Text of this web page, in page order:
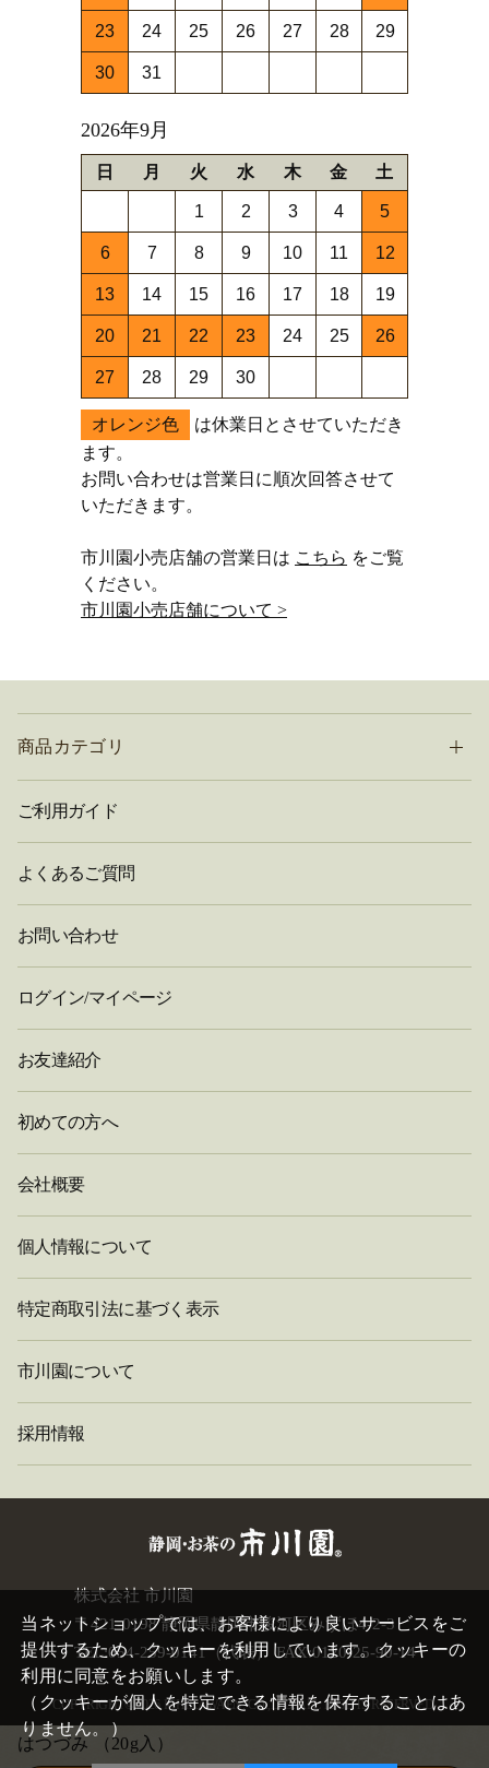
はつづみ （20g入）
23 24 25 26 27 28 29
30 31
2026年9月
日 月 火 水 木 金 土
1 2 3 4 5
6 7 8 9 10 11 12
13 14 15 16 17 18 19
20 21 22 23 24 25 26
27 28 29 30
オレンジ色
は休業日とさせていただき
ます。
お問い合わせは営業日に順次回答させて
いただきます。
市川園小売店舗の営業日は こちら をご覧
ください。
市川園小売店舗について >
商品カテゴリ
ご利用ガイド
よくあるご質問
お問い合わせ
ログイン/マイページ
お友達紹介
初めての方へ
会社概要
個人情報について
特定商取引法に基づく表示
市川園について
採用情報
株式会社 市川園
〒421-0198 静岡県静岡市駿河区みずほ4-2-3
TEL:054-259-0141（代表） FAX:0120-25-90-14
COPYRIGHT©2026 ICHIKAWAEN. CO.,LTD. ALL RIGHTS RESERVED.
当ネットショップでは、お客様により良いサービスをご
提供するため、クッキーを利用しています。クッキーの
利用に同意をお願いします。
（クッキーが個人を特定できる情報を保存することはあ
りません。）
閉
じ
る